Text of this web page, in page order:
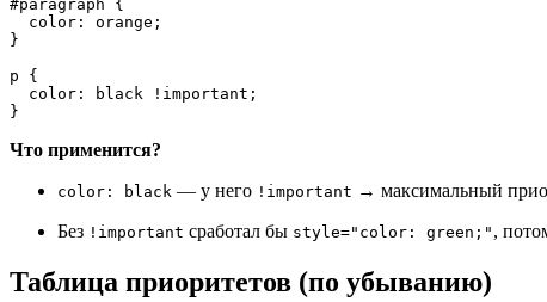
#paragraph
{
color : orange ;
}
p
{
color : black !important ;
}
Что применится?
color: black — у него !important → максимальный
Без !important сработал бы style="color: green;" ,
Таблица приоритетов (по убыванию)